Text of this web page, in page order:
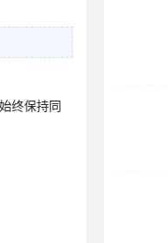
终保持同